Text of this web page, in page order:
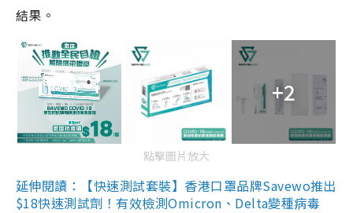
結果。
+2
點擊圖片放大
延伸閱讀：【快速測試套裝】香港口罩品牌Savewo推出
$18快速測試劑！有效檢測Omicron、Delta變種病毒